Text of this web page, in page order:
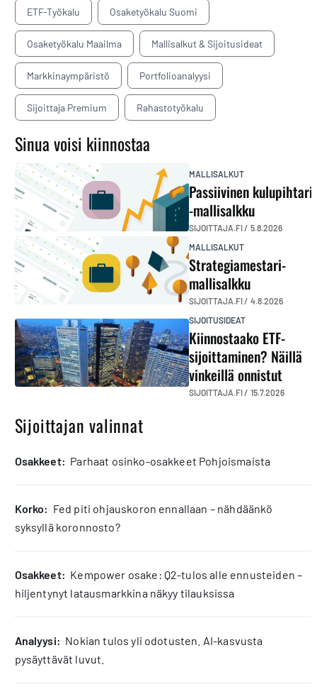
ETF-Työkalu Osaketyökalu Suomi
Osaketyökalu Maailma Mallisalkut & Sijoitusideat
Markkinaympäristö Portfolioanalyysi
Sijoittaja Premium Rahastotyökalu
Sinua voisi kiinnostaa
MALLISALKUT
Passiivinen kulupihtari
-mallisalkku
SIJOITTAJA.FI / 5.8.2026
MALLISALKUT
Strategiamestari-
mallisalkku
SIJOITTAJA.FI / 4.8.2026
SIJOITUSIDEAT
Kiinnostaako ETF-
sijoittaminen? Näillä
vinkeillä onnistut
SIJOITTAJA.FI / 15.7.2026
Sijoittajan valinnat
osakkeet: Parhaat osinko-osakkeet Pohjoismaista
korko: Fed piti ohjauskoron ennallaan – nähdäänkö
syksyllä koronnosto?
osakkeet: Kempower osake: Q2-tulos alle ennusteiden –
hiljentynyt latausmarkkina näkyy tilauksissa
analyysi: Nokian tulos yli odotusten. AI-kasvusta
pysäyttävät luvut.